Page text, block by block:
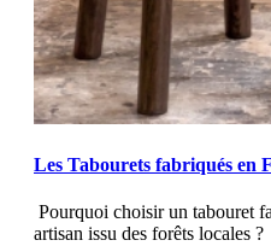
Les Tabourets fabriqués en
Pourquoi choisir un tabouret
artisan issu des forêts locales ?